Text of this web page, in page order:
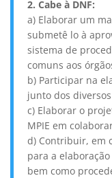
2. Cabe à DNF:
a) Elaborar um
submetê lo à
sistema de
comuns aos
b) Participar na
junto dos
c) Elaborar o
MPIE em
d) Contribuir, em
para a
bem como